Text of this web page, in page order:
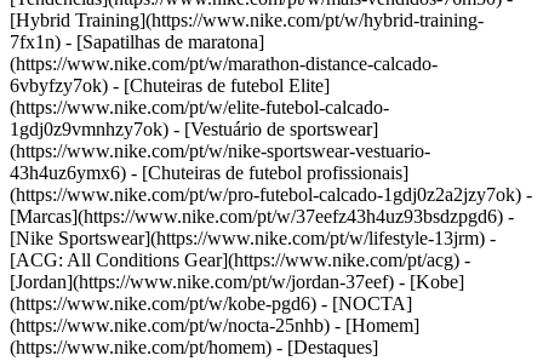
[Hybrid Training](https://www.nike.com/pt/w/hybrid-training-
7fx1n) - [Sapatilhas de maratona]
(https://www.nike.com/pt/w/marathon-distance-calcado-
6vbyfzy7ok) - [Chuteiras de futebol Elite]
(https://www.nike.com/pt/w/elite-futebol-calcado-
1gdj0z9vmnhzy7ok) - [Vestuário de sportswear]
(https://www.nike.com/pt/w/nike-sportswear-vestuario-
43h4uz6ymx6) - [Chuteiras de futebol profissionais]
(https://www.nike.com/pt/w/pro-futebol-calcado-1gdj0z2a2jzy7ok) -
[Marcas](https://www.nike.com/pt/w/37eefz43h4uz93bsdzpgd6) -
[Nike Sportswear](https://www.nike.com/pt/w/lifestyle-13jrm) -
[ACG: All Conditions Gear](https://www.nike.com/pt/acg) -
[Jordan](https://www.nike.com/pt/w/jordan-37eef) - [Kobe]
(https://www.nike.com/pt/w/kobe-pgd6) - [NOCTA]
(https://www.nike.com/pt/w/nocta-25nhb) - [Homem]
(https://www.nike.com/pt/homem) - [Destaques]